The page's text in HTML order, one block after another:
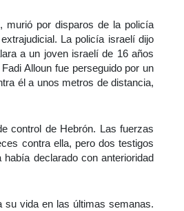
murió por disparos de la policía
La policía israelí dijo
a un joven israelí de 16 años
Alloun fue perseguido por un
él a unos metros de distancia,
control de Hebrón. Las fuerzas
contra ella, pero dos testigos
declarado con anterioridad
su vida en las últimas semanas.